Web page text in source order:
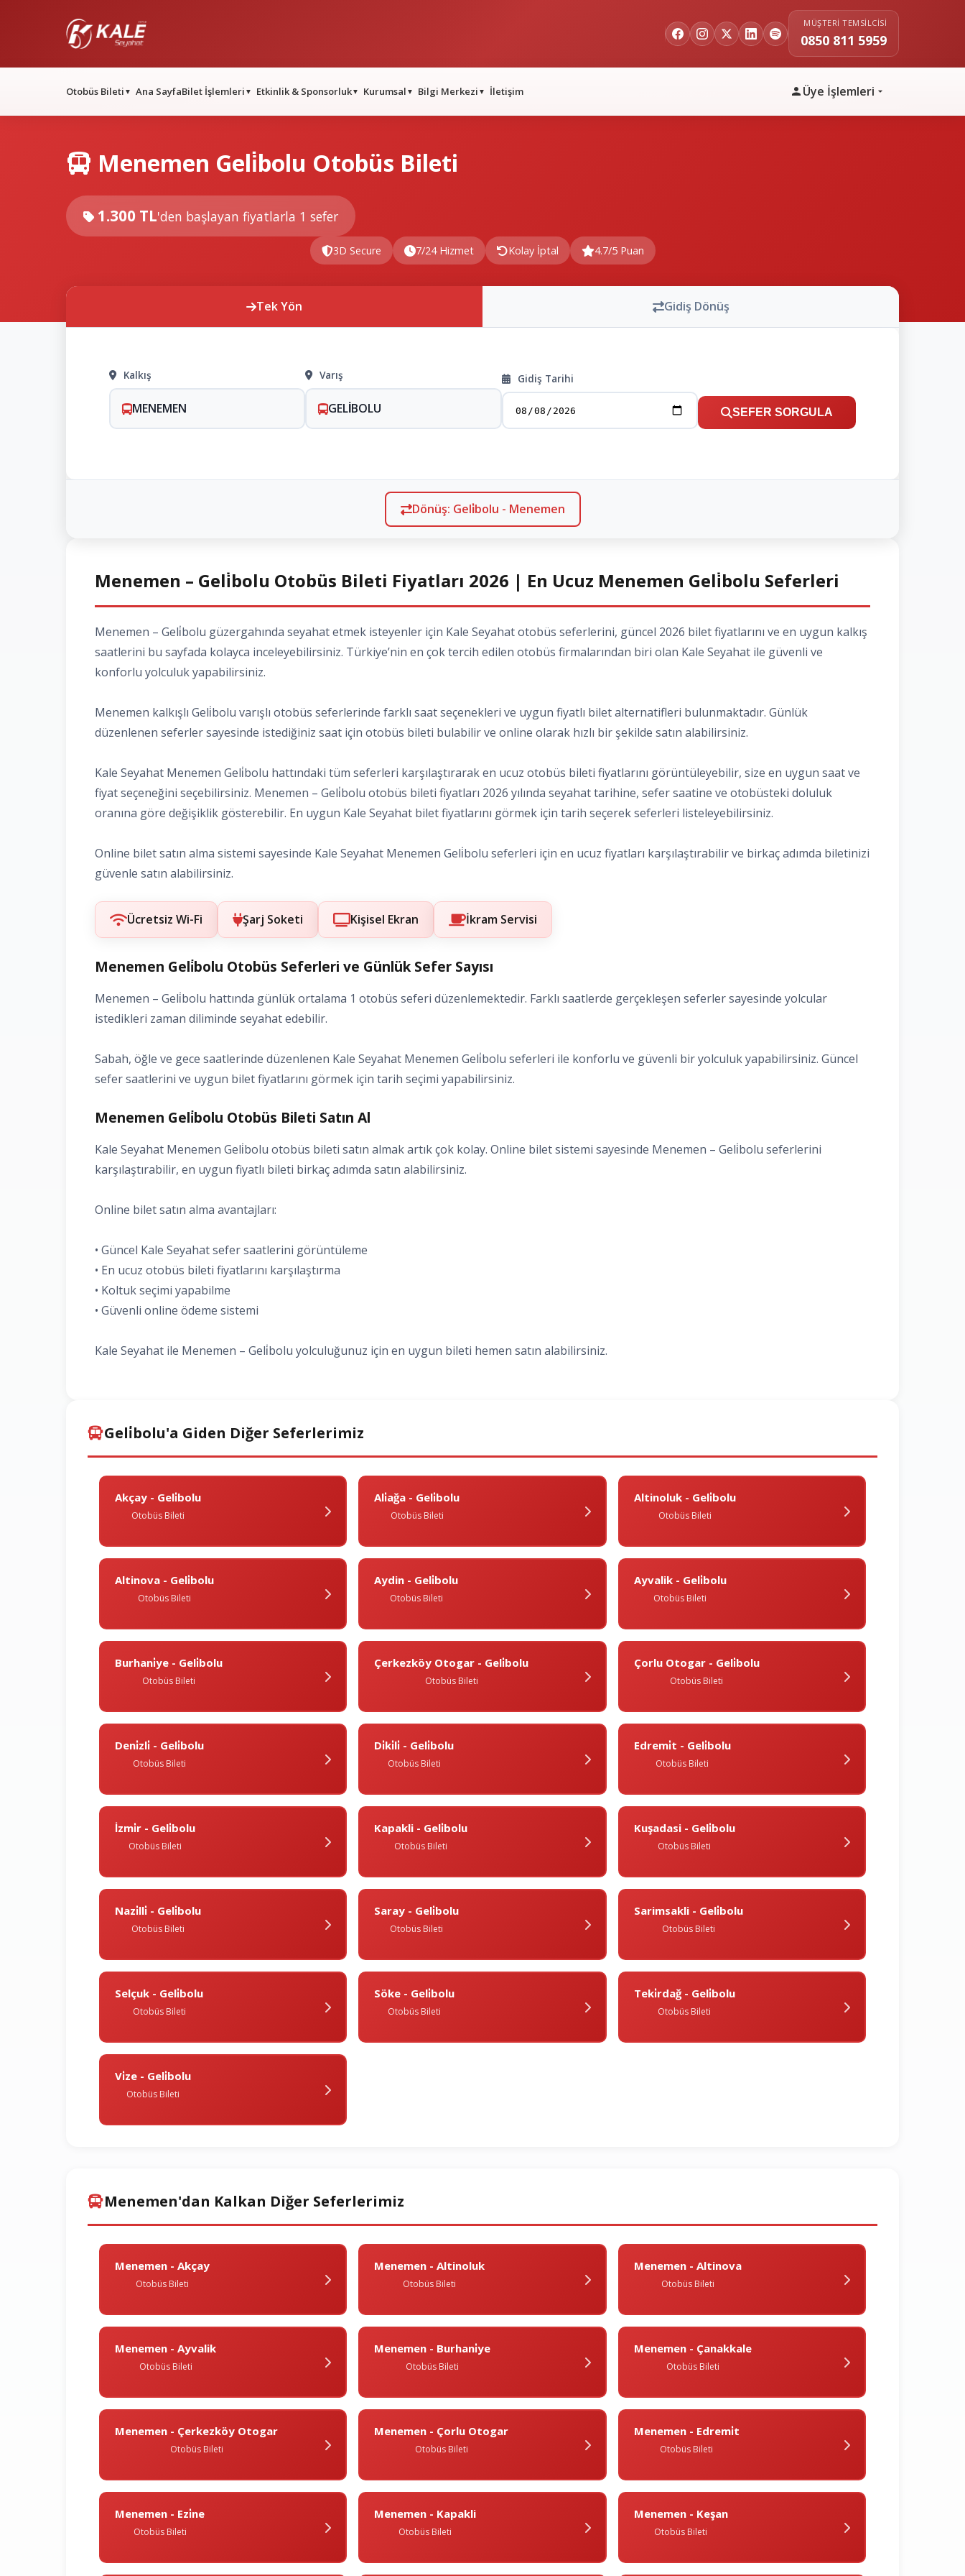
MÜŞTERI TEMSILCISI
0850 811 5959
Otobüs Bileti ▼ Ana SayfaBilet İşlemleri ▼ Etkinlik & Sponsorluk▼ Kurumsal ▼ Bilgi Merkezi ▼ İletişim Üye İşlemleri
Menemen Geli̇bolu Otobüs Bileti
1.300 TL'den başlayan fiyatlarla 1 sefer
3D Secure 7/24 Hizmet Kolay İptal 4.7/5 Puan
Tek Yön Gidiş Dönüş
Kalkış
MENEMEN
Varış
GELİBOLU
Gidiş Tarihi
SEFER SORGULA
Dönüş: Geli̇bolu - Menemen
Menemen – Geli̇bolu Otobüs Bileti Fiyatları 2026 | En Ucuz Menemen Geli̇bolu Seferleri
Menemen – Geli̇bolu güzergahında seyahat etmek isteyenler için Kale Seyahat otobüs seferlerini, güncel 2026 bilet fiyatlarını ve en uygun kalkış
saatlerini bu sayfada kolayca inceleyebilirsiniz. Türkiye’nin en çok tercih edilen otobüs firmalarından biri olan Kale Seyahat ile güvenli ve
konforlu yolculuk yapabilirsiniz.
Menemen kalkışlı Geli̇bolu varışlı otobüs seferlerinde farklı saat seçenekleri ve uygun fiyatlı bilet alternatifleri bulunmaktadır. Günlük
düzenlenen seferler sayesinde istediğiniz saat için otobüs bileti bulabilir ve online olarak hızlı bir şekilde satın alabilirsiniz.
Kale Seyahat Menemen Geli̇bolu hattındaki tüm seferleri karşılaştırarak en ucuz otobüs bileti fiyatlarını görüntüleyebilir, size en uygun saat ve
fiyat seçeneğini seçebilirsiniz. Menemen – Geli̇bolu otobüs bileti fiyatları 2026 yılında seyahat tarihine, sefer saatine ve otobüsteki doluluk
oranına göre değişiklik gösterebilir. En uygun Kale Seyahat bilet fiyatlarını görmek için tarih seçerek seferleri listeleyebilirsiniz.
Online bilet satın alma sistemi sayesinde Kale Seyahat Menemen Geli̇bolu seferleri için en ucuz fiyatları karşılaştırabilir ve birkaç adımda biletinizi
güvenle satın alabilirsiniz.
Ücretsiz Wi-Fi Şarj Soketi Kişisel Ekran İkram Servisi
Menemen Geli̇bolu Otobüs Seferleri ve Günlük Sefer Sayısı
Menemen – Geli̇bolu hattında günlük ortalama 1 otobüs seferi düzenlemektedir. Farklı saatlerde gerçekleşen seferler sayesinde yolcular
istedikleri zaman diliminde seyahat edebilir.
Sabah, öğle ve gece saatlerinde düzenlenen Kale Seyahat Menemen Geli̇bolu seferleri ile konforlu ve güvenli bir yolculuk yapabilirsiniz. Güncel
sefer saatlerini ve uygun bilet fiyatlarını görmek için tarih seçimi yapabilirsiniz.
Menemen Geli̇bolu Otobüs Bileti Satın Al
Kale Seyahat Menemen Geli̇bolu otobüs bileti satın almak artık çok kolay. Online bilet sistemi sayesinde Menemen – Geli̇bolu seferlerini
karşılaştırabilir, en uygun fiyatlı bileti birkaç adımda satın alabilirsiniz.
Online bilet satın alma avantajları:
• Güncel Kale Seyahat sefer saatlerini görüntüleme
• En ucuz otobüs bileti fiyatlarını karşılaştırma
• Koltuk seçimi yapabilme
• Güvenli online ödeme sistemi
Kale Seyahat ile Menemen – Geli̇bolu yolculuğunuz için en uygun bileti hemen satın alabilirsiniz.
Geli̇bolu'a Giden Diğer Seferlerimiz
Akçay - Geli̇bolu
Otobüs Bileti
Ali̇ağa - Geli̇bolu
Otobüs Bileti
Altinoluk - Geli̇bolu
Otobüs Bileti
Altinova - Geli̇bolu
Otobüs Bileti
Aydin - Geli̇bolu
Otobüs Bileti
Ayvalik - Geli̇bolu
Otobüs Bileti
Burhani̇ye - Geli̇bolu
Otobüs Bileti
Çerkezköy Otogar - Geli̇bolu
Otobüs Bileti
Çorlu Otogar - Geli̇bolu
Otobüs Bileti
Deni̇zli̇ - Geli̇bolu
Otobüs Bileti
Di̇ki̇li̇ - Geli̇bolu
Otobüs Bileti
Edremi̇t - Geli̇bolu
Otobüs Bileti
İzmi̇r - Geli̇bolu
Otobüs Bileti
Kapakli - Geli̇bolu
Otobüs Bileti
Kuşadasi - Geli̇bolu
Otobüs Bileti
Nazi̇lli̇ - Geli̇bolu
Otobüs Bileti
Saray - Geli̇bolu
Otobüs Bileti
Sarimsakli - Geli̇bolu
Otobüs Bileti
Selçuk - Geli̇bolu
Otobüs Bileti
Söke - Geli̇bolu
Otobüs Bileti
Teki̇rdağ - Geli̇bolu
Otobüs Bileti
Vi̇ze - Geli̇bolu
Otobüs Bileti
Menemen'dan Kalkan Diğer Seferlerimiz
Menemen - Akçay
Otobüs Bileti
Menemen - Altinoluk
Otobüs Bileti
Menemen - Altinova
Otobüs Bileti
Menemen - Ayvalik
Otobüs Bileti
Menemen - Burhani̇ye
Otobüs Bileti
Menemen - Çanakkale
Otobüs Bileti
Menemen - Çerkezköy Otogar
Otobüs Bileti
Menemen - Çorlu Otogar
Otobüs Bileti
Menemen - Edremi̇t
Otobüs Bileti
Menemen - Ezi̇ne
Otobüs Bileti
Menemen - Kapakli
Otobüs Bileti
Menemen - Keşan
Otobüs Bileti